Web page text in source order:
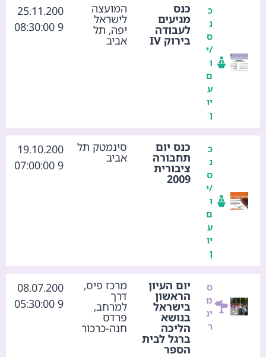
כ
נ
ס
/י
ו
ם
ע
יו
ן
כנס
מגיעים
לעבודה
בירוק IV
המועצה
לישראל
יפה, תל
אביב
25.11.200
9 08:30:00
כ
נ
ס
/י
ו
ם
ע
יו
ן
כנס יום
תחבורה
ציבורית
2009
סינמטק תל
אביב
19.10.200
9 07:00:00
ס
מ
ינ
ר
יום העיון
הראשון
בישראל
בנושא
הליכה
ברגל לבית
הספר
מרכז פיס,
דרך
למרחב,
פרדס
חנה-כרכור
08.07.200
9 05:30:00